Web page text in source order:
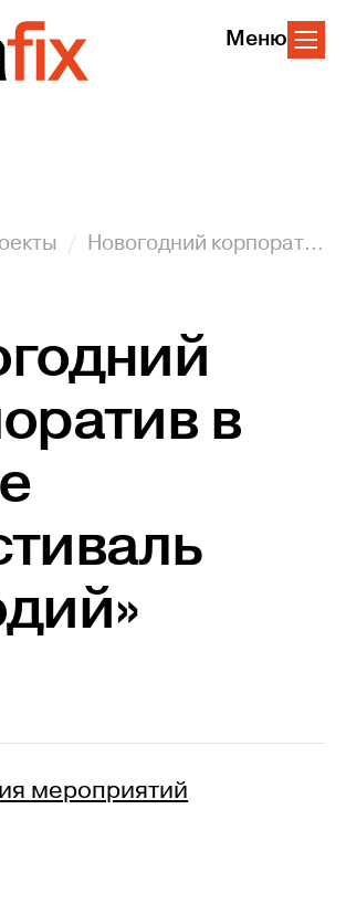
Меню
в
Новогодний корпоратив в стиле «Фестиваль пародий»
мероприятий